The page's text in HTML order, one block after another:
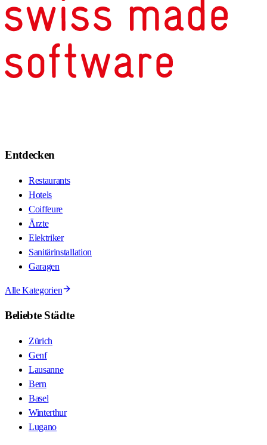
Entdecken
Restaurants
Hotels
Coiffeure
Ärzte
Elektriker
Sanitärinstallation
Garagen
Alle Kategorien
Beliebte Städte
Zürich
Genf
Lausanne
Bern
Basel
Winterthur
Lugano